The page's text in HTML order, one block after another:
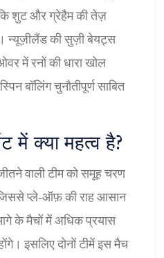
शुट और ग्रेहैम की तेज़
न्यूज़ीलैंड की सुज़ी बेयट्स
में रनों की धारा खोल
बॉलिंग चुनौतीपूर्ण साबित
में क्या महत्व है?
वाली टीम को समूह चरण
प्ले‑ऑफ़ की राह आसान
आगे के मैचों में अधिक प्रयास
इसलिए दोनों टीमें इस मैच